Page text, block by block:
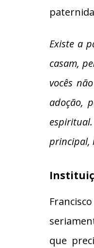
Existe a
casam,
vocês
adoção,
principal,
que